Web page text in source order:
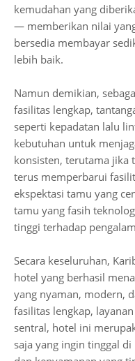
kemudahan yang
— memberikan nilai
bersedia membayar
lebih baik.
Namun demikian,
fasilitas lengkap,
seperti kepadatan lalu
kebutuhan untuk
konsisten, terutama jika
terus memperbarui
ekspektasi tamu yang
tamu yang fasih
tinggi terhadap
Secara keseluruhan,
hotel yang berhasil
yang nyaman, modern,
fasilitas lengkap,
sentral, hotel ini
saja yang ingin tinggal